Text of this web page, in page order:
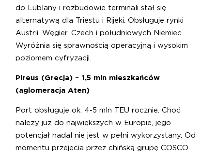
do Lublany i rozbudowie terminali stał się
alternatywą dla Triestu i Rijeki. Obsługuje rynki
Austrii, Węgier, Czech i południowych Niemiec.
Wyróżnia się sprawnością operacyjną i wysokim
poziomem cyfryzacji.
Pireus (Grecja) – 1,5 mln mieszkańców
(aglomeracja Aten)
Port obsługuje ok. 4-5 mln TEU rocznie. Choć
należy już do największych w Europie, jego
potencjał nadal nie jest w pełni wykorzystany. Od
momentu przejęcia przez chińską grupę COSCO